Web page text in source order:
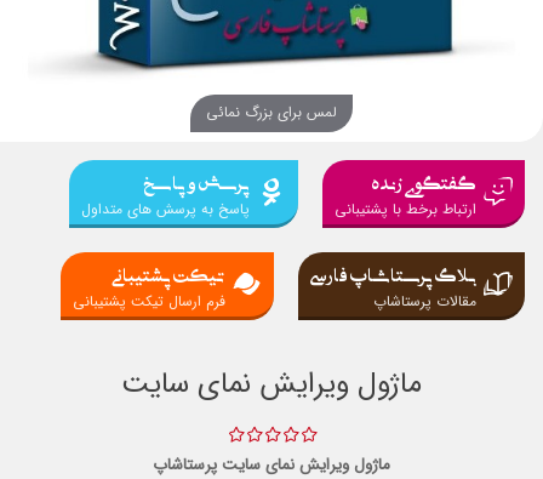
لمس برای بزرگ نمائی
گفتگوی زنده
ارتباط برخط با پشتیبانی
پرسش و پاسخ
پاسخ به پرسش های متداول
بلاگ پرستاشاپ فارسی
مقالات پرستاشاپ
تیکت پشتیبانی
فرم ارسال تیکت پشتیبانی
ماژول ویرایش نمای سایت
ماژول ویرایش نمای سایت پرستاشاپ